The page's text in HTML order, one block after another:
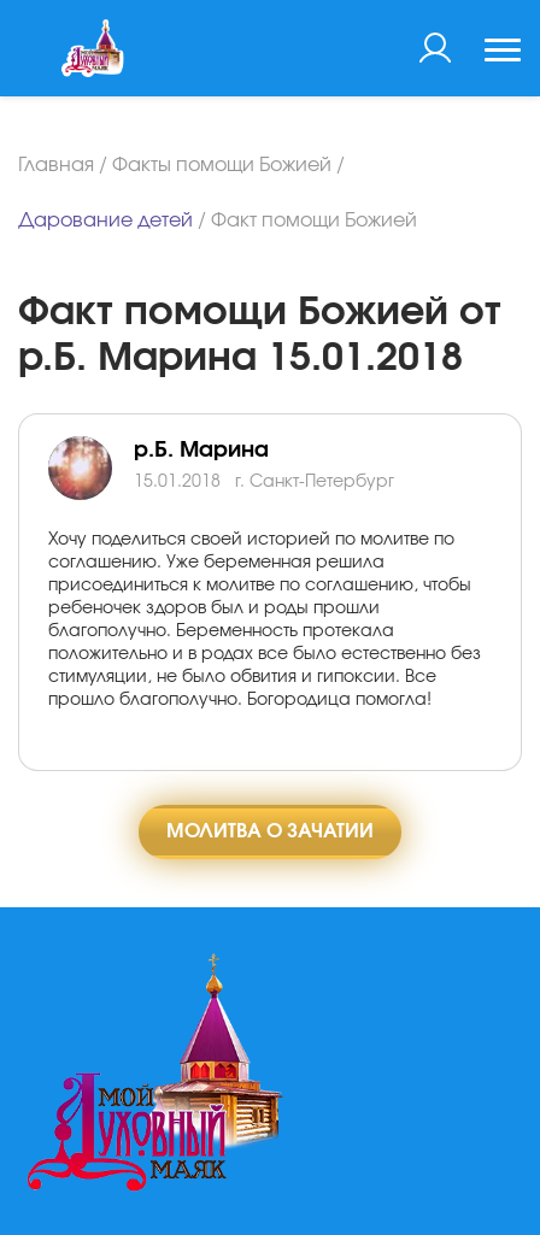
Главная / Факты помощи Божией /
Дарование детей / Факт помощи Божией
Факт помощи Божией от
р.Б. Марина 15.01.2018
р.Б. Марина
15.01.2018 г. Санкт-Петербург
Хочу поделиться своей историей по молитве по
соглашению. Уже беременная решила
присоединиться к молитве по соглашению, чтобы
ребеночек здоров был и роды прошли
благополучно. Беременность протекала
положительно и в родах все было естественно без
стимуляции, не было обвития и гипоксии. Все
прошло благополучно. Богородица помогла!
МОЛИТВА О ЗАЧАТИИ